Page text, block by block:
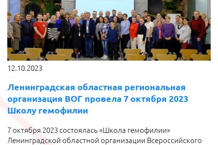
12.10.2023
Ленинградская областная региональная
организация ВОГ провела 7 октября 2023
Школу гемофилии
7 октября 2023 состоялась «Школа гемофилии»
Ленинградской областной организации Всероссийского